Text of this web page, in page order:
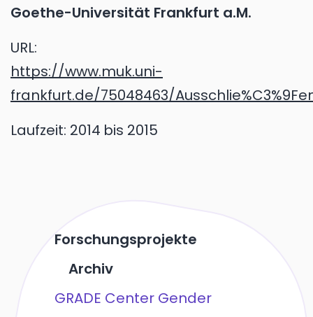
Goethe-Universität Frankfurt a.M.
URL:
https://www.muk.uni-
frankfurt.de/75048463/
Laufzeit: 2014 bis 2015
Forschungsprojekte
Archiv
GRADE Center Gender